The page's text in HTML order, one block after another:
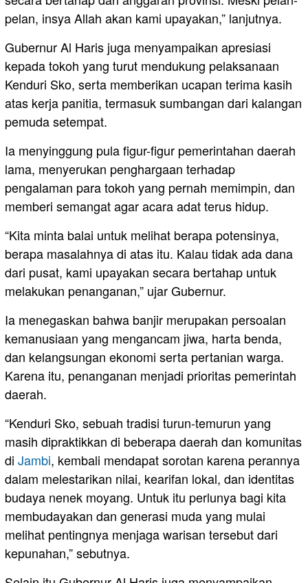
pelan, insya Allah akan kami upayakan,” lanjutnya.
Gubernur Al Haris juga menyampaikan apresiasi
kepada tokoh yang turut mendukung pelaksanaan
Kenduri Sko, serta memberikan ucapan terima kasih
atas kerja panitia, termasuk sumbangan dari kalangan
pemuda setempat.
Ia menyinggung pula figur-figur pemerintahan daerah
lama, menyerukan penghargaan terhadap
pengalaman para tokoh yang pernah memimpin, dan
memberi semangat agar acara adat terus hidup.
“Kita minta balai untuk melihat berapa potensinya,
berapa masalahnya di atas itu. Kalau tidak ada dana
dari pusat, kami upayakan secara bertahap untuk
melakukan penanganan,” ujar Gubernur.
Ia menegaskan bahwa banjir merupakan persoalan
kemanusiaan yang mengancam jiwa, harta benda,
dan kelangsungan ekonomi serta pertanian warga.
Karena itu, penanganan menjadi prioritas pemerintah
daerah.
“Kenduri Sko, sebuah tradisi turun-temurun yang
masih dipraktikkan di beberapa daerah dan komunitas
di Jambi, kembali mendapat sorotan karena perannya
dalam melestarikan nilai, kearifan lokal, dan identitas
budaya nenek moyang. Untuk itu perlunya bagi kita
membudayakan dan generasi muda yang mulai
melihat pentingnya menjaga warisan tersebut dari
kepunahan,” sebutnya.